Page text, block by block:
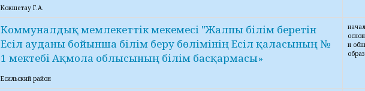
Кокшетау Г.А.
Коммуналдық мемлекеттік мекемесі "Жалпы білім беретін
Есіл ауданы бойынша білім беру бөлімінің Есіл қаласының №
1 мектебі Ақмола облысының білім басқармасы»
Есильский район
и